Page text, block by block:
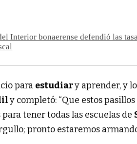
Interior bonaerense defendió las
para estudiary aprender, y
y completó: “Que estos
tener todas las escuelas de
pronto estaremos